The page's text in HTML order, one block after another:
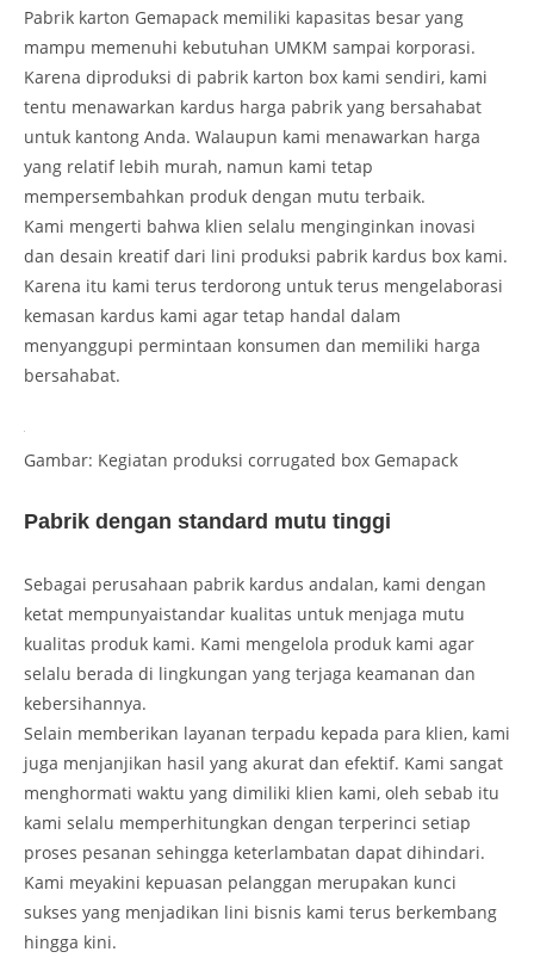
Pabrik karton Gemapack memiliki kapasitas besar yang
mampu memenuhi kebutuhan UMKM sampai korporasi.
Karena diproduksi di pabrik karton box kami sendiri, kami
tentu menawarkan kardus harga pabrik yang bersahabat
untuk kantong Anda. Walaupun kami menawarkan harga
yang relatif lebih murah, namun kami tetap
mempersembahkan produk dengan mutu terbaik.
Kami mengerti bahwa klien selalu menginginkan inovasi
dan desain kreatif dari lini produksi pabrik kardus box kami.
Karena itu kami terus terdorong untuk terus mengelaborasi
kemasan kardus kami agar tetap handal dalam
menyanggupi permintaan konsumen dan memiliki harga
bersahabat.
Gambar: Kegiatan produksi corrugated box Gemapack
Pabrik dengan standard mutu tinggi
Sebagai perusahaan pabrik kardus andalan, kami dengan
ketat mempunyaistandar kualitas untuk menjaga mutu
kualitas produk kami. Kami mengelola produk kami agar
selalu berada di lingkungan yang terjaga keamanan dan
kebersihannya.
Selain memberikan layanan terpadu kepada para klien, kami
juga menjanjikan hasil yang akurat dan efektif. Kami sangat
menghormati waktu yang dimiliki klien kami, oleh sebab itu
kami selalu memperhitungkan dengan terperinci setiap
proses pesanan sehingga keterlambatan dapat dihindari.
Kami meyakini kepuasan pelanggan merupakan kunci
sukses yang menjadikan lini bisnis kami terus berkembang
hingga kini.